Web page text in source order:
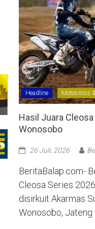
Headline Motocross
Hasil Juara
Wonosobo ‎
26 Juli, 2026
BeritaBalap.com-
Cleosa Series
disirkuit Akarmas
Wonosobo, Jateng